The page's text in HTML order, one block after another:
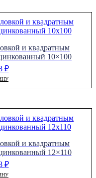
и квадратным
10×100
₽
и квадратным
12×110
₽